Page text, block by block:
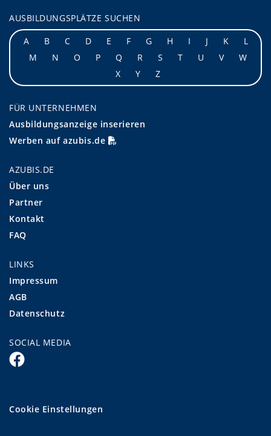
AUSBILDUNGSPLÄTZE SUCHEN
A
B C D E F G H I J K
L
M
N O P Q R S T U V
W
X
Y Z
FÜR UNTERNEHMEN
Ausbildungsanzeige inserieren
Werben auf azubis.de
AZUBIS.DE
Über uns
Partner
Kontakt
FAQ
LINKS
Impressum
AGB
Datenschutz
SOCIAL MEDIA
Cookie Einstellungen